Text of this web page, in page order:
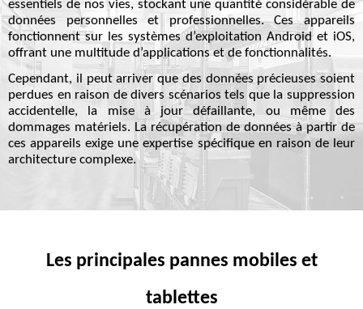
essentiels de nos vies, stockant une quantité considérable de
données personnelles et professionnelles. Ces appareils
fonctionnent sur les systèmes d’exploitation Android et iOS,
offrant une multitude d’applications et de fonctionnalités.
Cependant, il peut arriver que des données précieuses soient
perdues en raison de divers scénarios tels que la suppression
accidentelle, la mise à jour défaillante, ou même des
dommages matériels. La récupération de données à partir de
ces appareils exige une expertise spécifique en raison de leur
architecture complexe.
Les principales pannes mobiles et
tablettes